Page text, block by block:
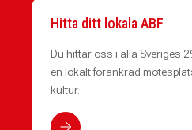
Hitta ditt lokala ABF
Du hittar oss i alla Sveriges
en lokalt förankrad
kultur.